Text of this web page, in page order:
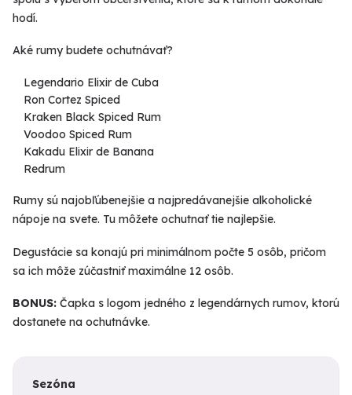
hodí.
Aké rumy budete ochutnávať?
Legendario Elixir de Cuba
Ron Cortez Spiced
Kraken Black Spiced Rum
Voodoo Spiced Rum
Kakadu Elixir de Banana
Redrum
Rumy sú najobľúbenejšie a najpredávanejšie alkoholické
nápoje na svete. Tu môžete ochutnať tie najlepšie.
Degustácie sa konajú pri minimálnom počte 5 osôb, pričom
sa ich môže zúčastniť maximálne 12 osôb.
BONUS: Čapka s logom jedného z legendárnych rumov, ktorú
dostanete na ochutnávke.
Sezóna